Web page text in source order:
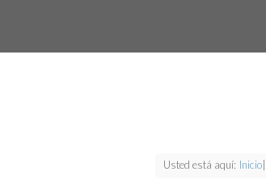
Usted está aquí: Inicio